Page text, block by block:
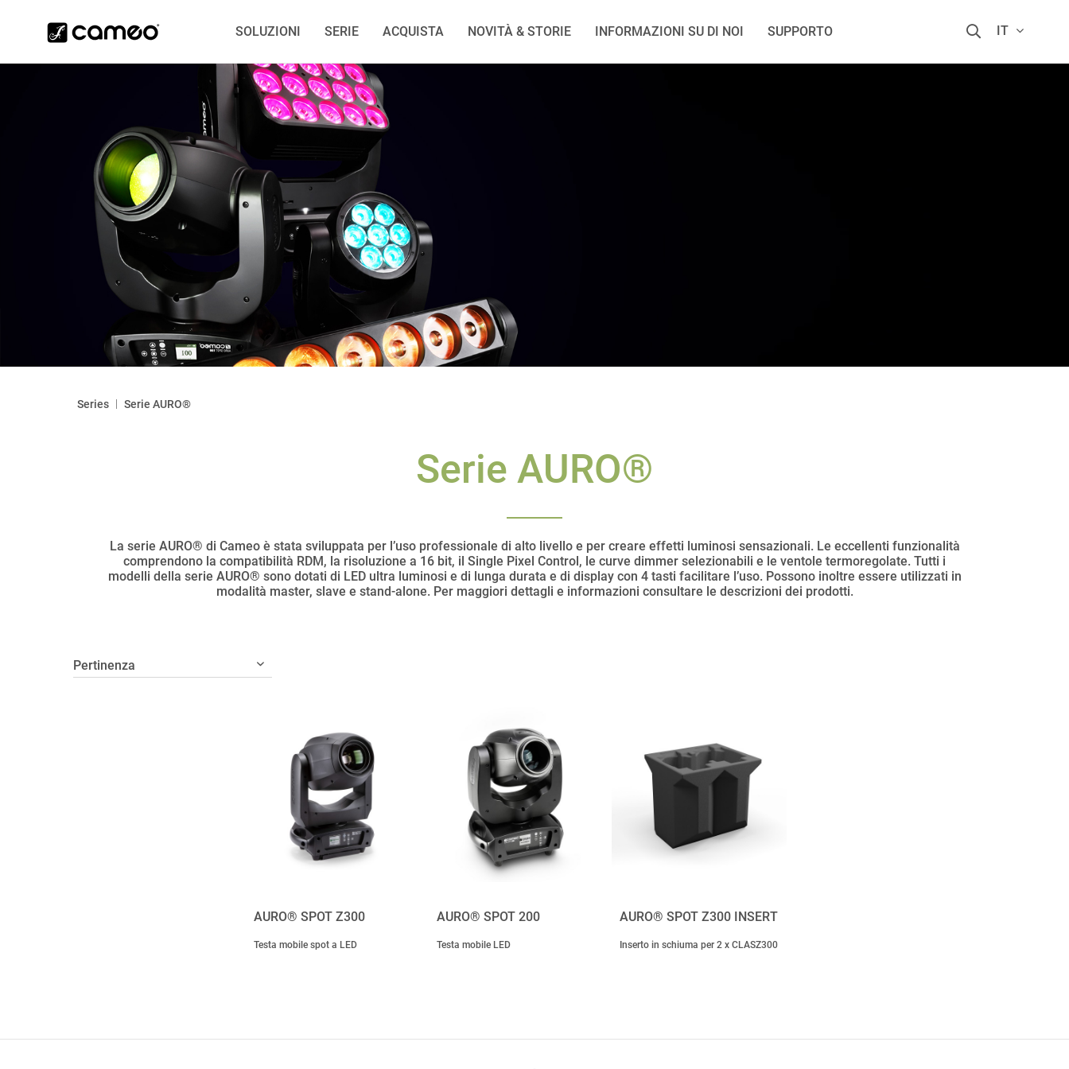
SOLUZIONI SERIE ACQUISTA NOVITÀ & STORIE INFORMAZIONI SU DI NOI SUPPORTO IT
Series | Serie AURO®
Serie AURO®
La serie AURO® di Cameo è stata sviluppata per l’uso professionale di alto livello e per creare effetti luminosi sensazionali. Le eccellenti funzionalità
comprendono la compatibilità RDM, la risoluzione a 16 bit, il Single Pixel Control, le curve dimmer selezionabili e le ventole termoregolate. Tutti i
modelli della serie AURO® sono dotati di LED ultra luminosi e di lunga durata e di display con 4 tasti facilitare l’uso. Possono inoltre essere utilizzati in
modalità master, slave e stand-alone. Per maggiori dettagli e informazioni consultare le descrizioni dei prodotti.
AURO® SPOT Z300
Testa mobile spot a LED
AURO® SPOT 200
Testa mobile LED
AURO® SPOT Z300 INSERT
Inserto in schiuma per 2 x CLASZ300